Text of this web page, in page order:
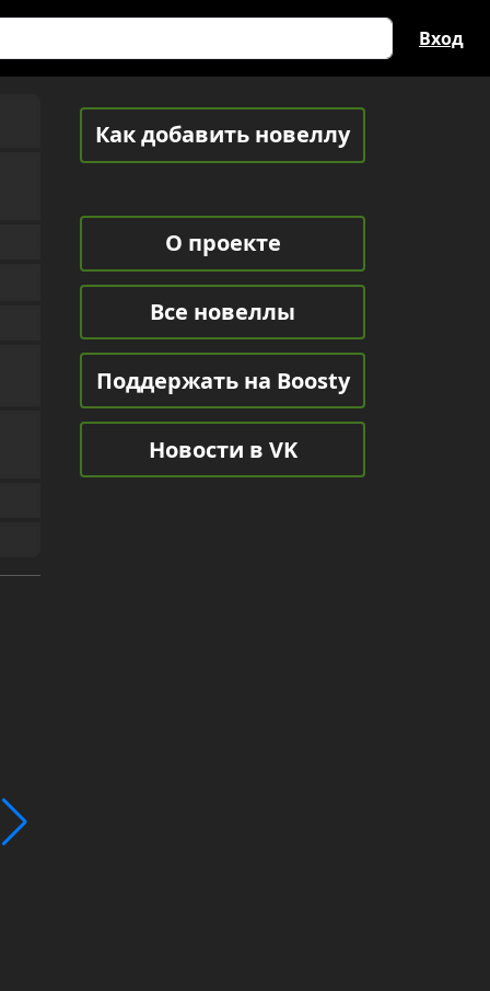
Вход
Как добавить новеллу
О проекте
Все новеллы
Поддержать на Boosty
Новости в VK